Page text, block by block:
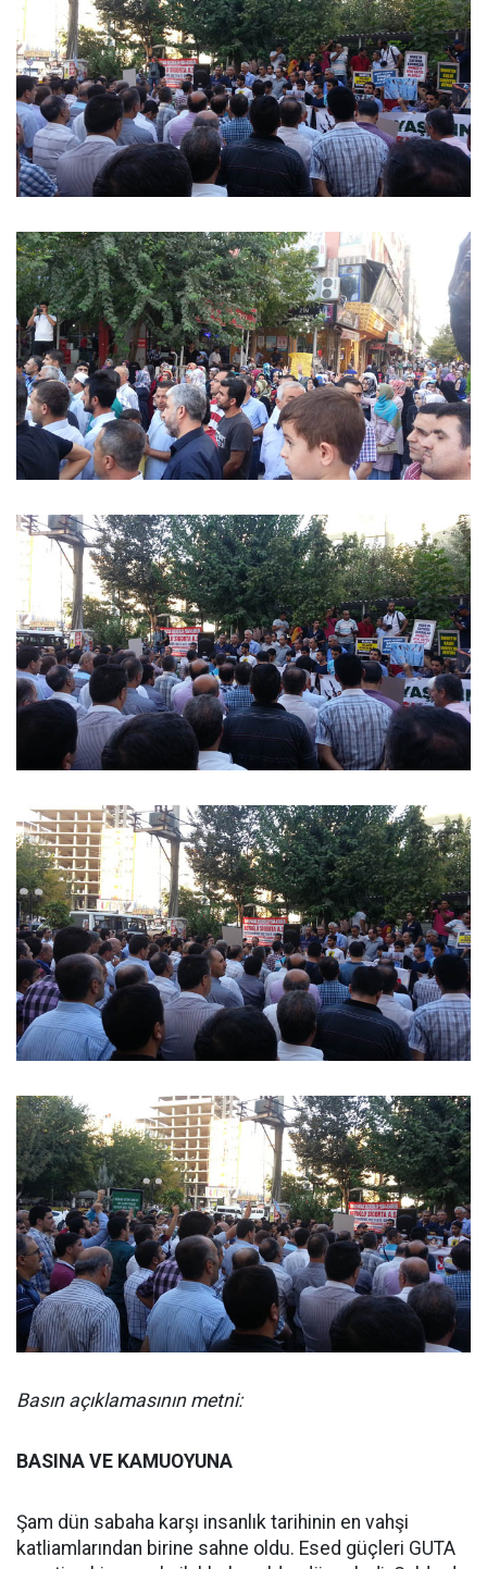
Basın açıklamasının metni:
BASINA VE KAMUOYUNA
Şam dün sabaha karşı insanlık tarihinin en vahşi
katliamlarından birine sahne oldu. Esed güçleri GUTA